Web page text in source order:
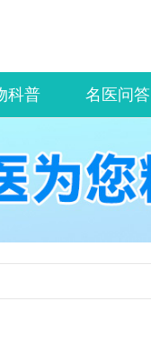
科普 名医问答